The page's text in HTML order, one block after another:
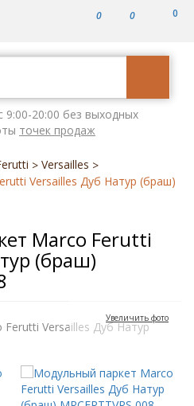
0 0 0
9:00-20:00 без выходных
точек продаж
> Versailles >
Versailles Дуб Натур (браш)
Marco Ferutti
(браш)
Увеличить фото